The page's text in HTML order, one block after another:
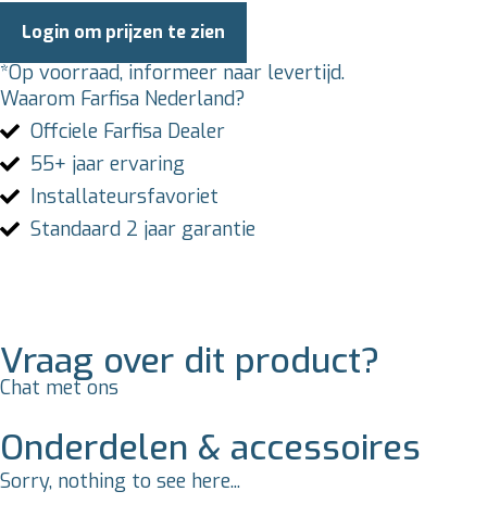
Login om prijzen te zien
*Op voorraad, informeer naar levertijd.
Waarom Farfisa Nederland?
Offciele Farfisa Dealer
55+ jaar ervaring
Installateursfavoriet
Standaard 2 jaar garantie
Vraag over dit product?
Chat met ons
Onderdelen & accessoires
Sorry, nothing to see here...